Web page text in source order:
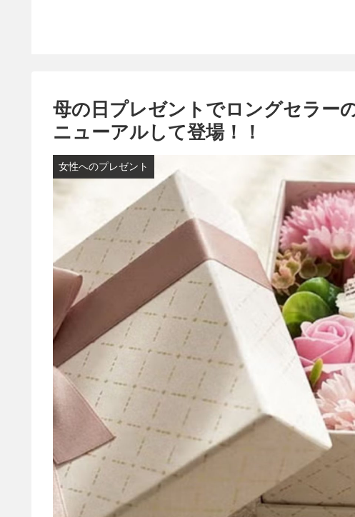
母の日プレゼントでロングセラー
ニューアルして登場！！
女性へのプレゼント